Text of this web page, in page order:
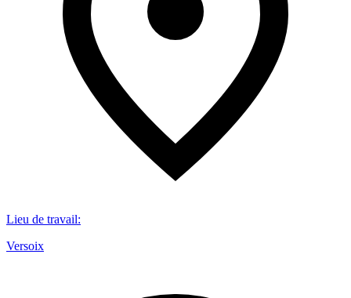
Lieu de travail:
Versoix